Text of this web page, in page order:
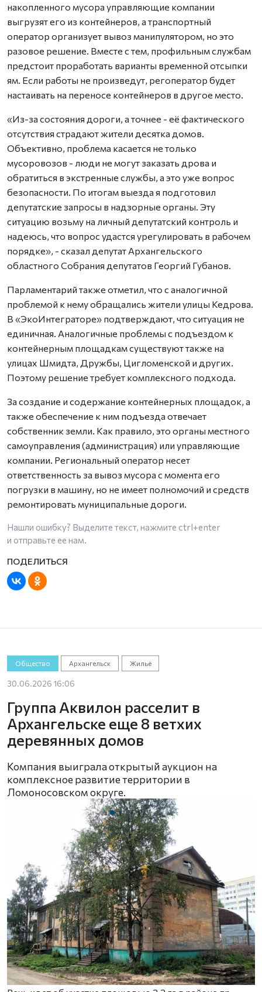
накопленного мусора управляющие компании
выгрузят его из контейнеров, а транспортный
оператор организует вывоз манипулятором, но это
разовое решение. Вместе с тем, профильным службам
предстоит проработать варианты временной отсыпки
ям. Если работы не произведут, регоператор будет
настаивать на переносе контейнеров в другое место.
«Из-за состояния дороги, а точнее - её фактического
отсутствия страдают жители десятка домов.
Объективно, проблема касается не только
мусоровозов - люди не могут заказать дрова и
обратиться в экстренные службы, а это уже вопрос
безопасности. По итогам выезда я подготовил
депутатские запросы в надзорные органы. Эту
ситуацию возьму на личный депутатский контроль и
надеюсь, что вопрос удастся урегулировать в рабочем
порядке», - сказал депутат Архангельского
областного Собрания депутатов Георгий Губанов.
Парламентарий также отметил, что с аналогичной
проблемой к нему обращались жители улицы Кедрова.
В «ЭкоИнтеграторе» подтверждают, что ситуация не
единичная. Аналогичные проблемы с подъездом к
контейнерным площадкам существуют также на
улицах Шмидта, Дружбы, Цигломенской и других.
Поэтому решение требует комплексного подхода.
За создание и содержание контейнерных площадок, а
также обеспечение к ним подъезда отвечает
собственник земли. Как правило, это органы местного
самоуправления (администрация) или управляющие
компании. Региональный оператор несет
ответственность за вывоз мусора с момента его
погрузки в машину, но не имеет полномочий и средств
ремонтировать муниципальные дороги.
Нашли ошибку? Выделите текст, нажмите ctrl+enter
и отправьте ее нам.
Общество Архангельск Жильё
30.06.2026 16:06
Группа Аквилон расселит в
Архангельске еще 8 ветхих
деревянных домов
Компания выиграла открытый аукцион на
комплексное развитие территории в
Ломоносовском округе.